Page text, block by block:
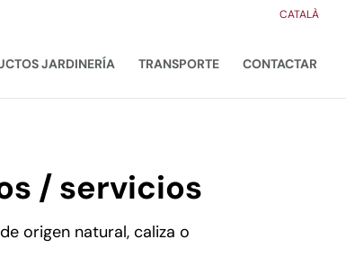
CATALÀ
JARDINERÍA TRANSPORTE CONTACTAR
/ servicios
origen natural, caliza o